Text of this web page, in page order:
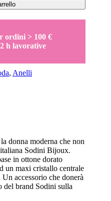
ordini > 100 €
h lavorative
, Anelli
donna moderna che non
Sodini Bijoux.
in ottone dorato
un maxi cristallo centrale
accessorio che donerà
del brand Sodini sulla